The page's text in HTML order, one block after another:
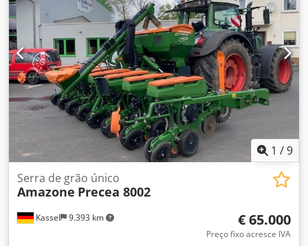
1 /9
Kassel 9.393 km
Serra de grão único
Amazone Precea 8002
€ 65.000
Preço fixo acresce IVA